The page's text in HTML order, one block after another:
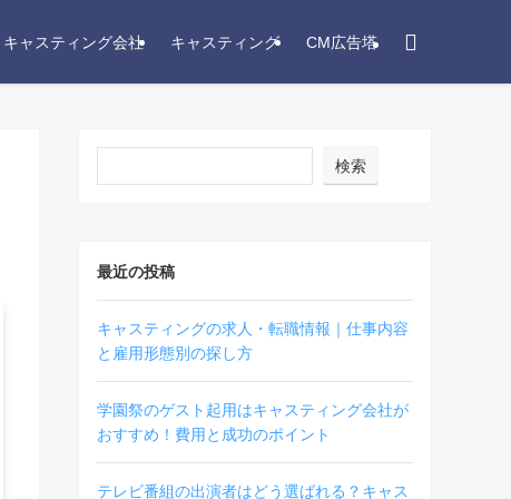
キャスティング会社 キャスティング CM広告塔
検索
最近の投稿
キャスティングの求人・転職情報｜仕事内容
と雇用形態別の探し方
学園祭のゲスト起用はキャスティング会社が
おすすめ！費用と成功のポイント
テレビ番組の出演者はどう選ばれる？キャス